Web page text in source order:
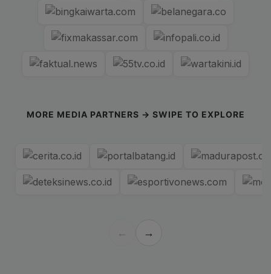
MORE MEDIA PARTNERS → SWIPE TO EXPLORE
← →